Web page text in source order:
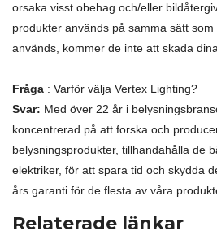
orsaka visst obehag och/eller
produkter används på samma sätt
används, kommer de inte att skada
Fråga : Varför välja Vertex Lighting?
Svar: Med över 22 år i
koncentrerad på att forska och
belysningsprodukter, tillhandahålla de
elektriker, för att spara tid och skydda
års garanti för de flesta av våra
Relaterade länkar